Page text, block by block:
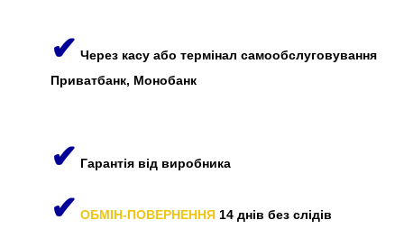
✔ Через касу або термінал самообслуговування
Приватбанк, Монобанк
✔ Гарантія від виробника
✔ ОБМІН-ПОВЕРНЕННЯ 14 днів без слідів